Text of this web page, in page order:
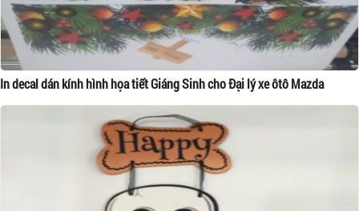
In decal dán kính hình họa tiết Giáng Sinh cho Đại lý xe ôtô Mazda